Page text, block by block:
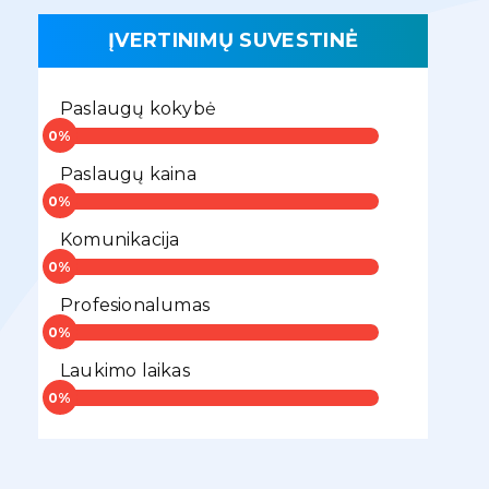
ĮVERTINIMŲ SUVESTINĖ
Paslaugų kokybė
Paslaugų kaina
Komunikacija
Profesionalumas
Laukimo laikas